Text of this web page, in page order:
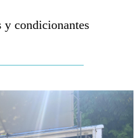
y condicionantes